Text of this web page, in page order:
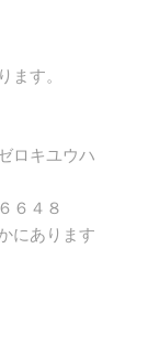
す。
ロキユウハ
６４８
にあります